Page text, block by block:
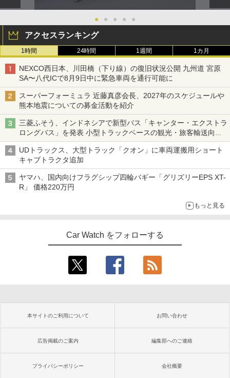
● ● ● ● ●
アクセスランキング
1時間 24時間 1週間 1カ月
NEXCO西日本、川田橋（下り線）の復旧状況公開 九州道 宮原
SA〜八代ICで8月9日中に緊急車両を通行可能に
スーパーフォーミュラ 近藤真彦会長、2027年のスケジュールや
熊本地震についての募金活動を紹介
三菱ふそう、インドネシアで新型バス「キャンター・エクストラ
ロングバス」を発表 小型トラックベースの観光・旅客輸送向け
バス
UDトラックス、大型トラック「クオン」に車両運搬用ショート
キャブトラクタ追加
ヤマハ、国内向けフラグシップ四輪バギー「グリズリーEPS XT-
R」 価格220万円
もっと見る
Car Watch をフォローする
本サイトのご利用について お問い合わせ
広告掲載のご案内 編集部へのご連絡
プライバシーポリシー 会社概要